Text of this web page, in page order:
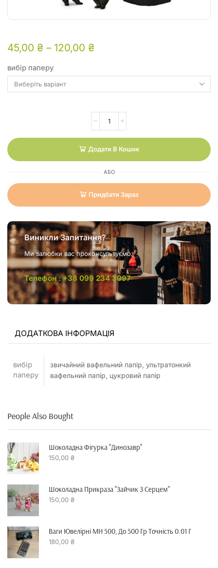
45,00 ₴ – 120,00 ₴
вибір паперу
Додати В Кошик
АБО
Придбати Зараз
Виникли Запитання?
Ми залюбки вас проконсультуємо.
Телефон : +38 099 234 3097
ДОДАТКОВА ІНФОРМАЦІЯ
вибір
паперу
звичайний вафельний папір, ультратонкий
вафельний папір, цукровий папір
People Also Bought
Шоколадна Фігурка "динозавр"
150,00 ₴
Шоколадна Прикраза "зайчик З Серцем"
150,00 ₴
Ваги Ювелірні MH 500, До 500 Гр Точність 0.01 Г
180,00 ₴